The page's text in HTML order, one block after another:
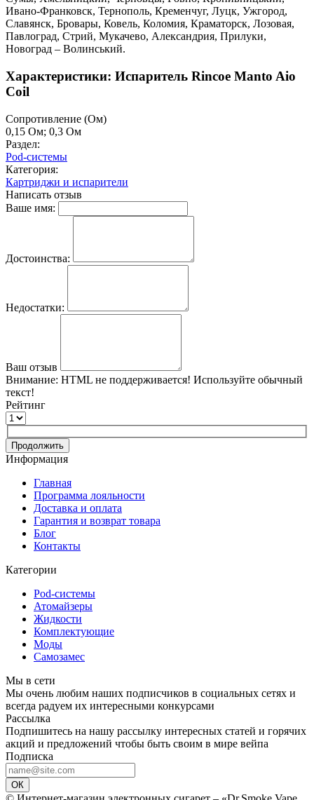
Ивано-Франковск, Тернополь, Кременчуг, Луцк, Ужгород,
Славянск, Бровары, Ковель, Коломия, Краматорск, Лозовая,
Павлоград, Стрий, Мукачево, Александрия, Прилуки,
Новоград – Волинський.
Характеристики: Испаритель Rincoe Manto Aio
Coil
Cопротивление (Ом)
0,15 Ом; 0,3 Ом
Раздел:
Pod-системы
Категория:
Картриджи и испарители
Написать отзыв
Ваше имя:
Достоинства:
Недостатки:
Ваш отзыв
Внимание: HTML не поддерживается! Используйте обычный
текст!
Рейтинг
Продолжить
Информация
Главная
Программа лояльности
Доставка и оплата
Гарантия и возврат товара
Блог
Контакты
Категории
Pod-системы
Атомайзеры
Жидкости
Комплектующие
Моды
Самозамес
Мы в сети
Мы очень любим наших подписчиков в социальных сетях и
всегда радуем их интересными конкурсами
Рассылка
Подпишитесь на нашу рассылку интересных статей и горячих
акций и предложений чтобы быть своим в мире вейпа
Подписка
ОК